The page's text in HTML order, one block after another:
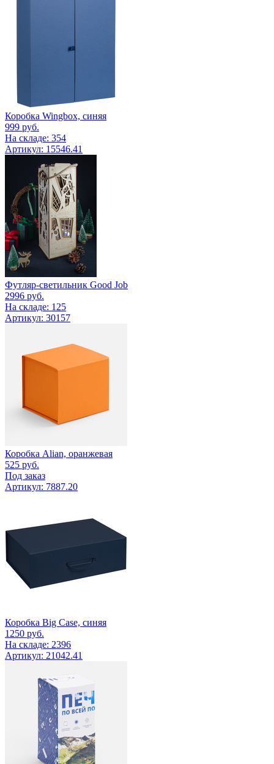
Коробка Wingbox, синяя
999 руб.
На складе: 354
Артикул: 15546.41
Футляр-светильник Good Job
2996 руб.
На складе: 125
Артикул: 30157
Коробка Alian, оранжевая
525 руб.
Под заказ
Артикул: 7887.20
Коробка Big Case, синяя
1250 руб.
На складе: 2396
Артикул: 21042.41